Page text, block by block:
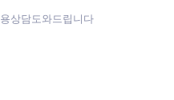
상담도와드립니다